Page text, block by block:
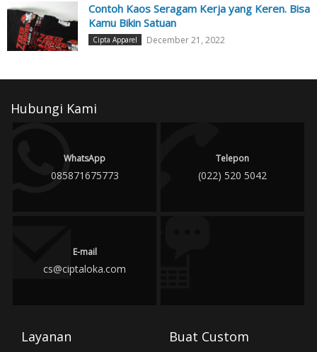
Contoh Kaos Seragam Kerja yang Keren. Bisa
Kamu Bikin Satuan
Cipta Apparel December 21, 2022
Hubungi Kami
WhatsApp
085871675773
Telepon
(022) 520 5042
E-mail
cs@ciptaloka.com
Layanan Buat Custom